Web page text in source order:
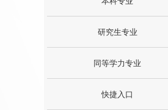
研究生专业
同等学力专业
快捷入口